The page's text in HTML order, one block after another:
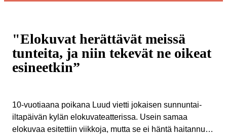
"Elokuvat herättävät meissä
tunteita, ja niin tekevät ne oikeat
esineetkin”
10-vuotiaana poikana Luud vietti jokaisen sunnuntai-
iltapäivän kylän elokuvateatterissa. Usein samaa
elokuvaa esitettiin viikkoja, mutta se ei häntä haitannut.